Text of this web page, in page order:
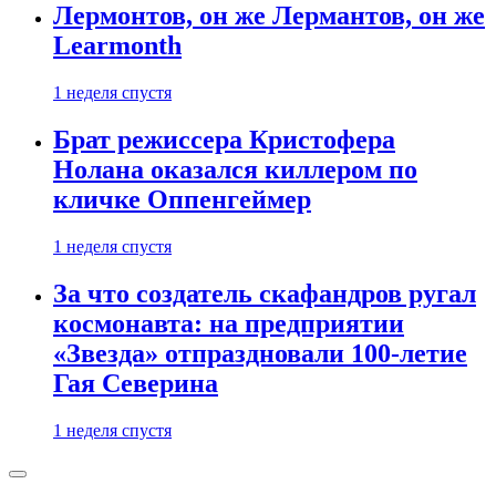
Лермонтов, он же Лермантов, он же
Learmonth
1 неделя спустя
Брат режиссера Кристофера
Нолана оказался киллером по
кличке Оппенгеймер
1 неделя спустя
За что создатель скафандров ругал
космонавта: на предприятии
«Звезда» отпраздновали 100-летие
Гая Северина
1 неделя спустя